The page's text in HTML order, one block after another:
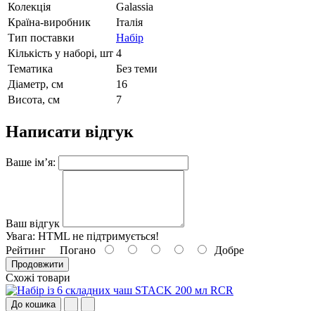
Колекція
Galassia
Країна-виробник
Італія
Тип поставки
Набір
Кількість у наборі, шт 4
Тематика
Без теми
Діаметр, см
16
Висота, см
7
Написати відгук
Ваше ім’я:
Ваш відгук
Увага: HTML не підтримується!
Рейтинг Погано Добре
Продовжити
Схожі товари
До кошика